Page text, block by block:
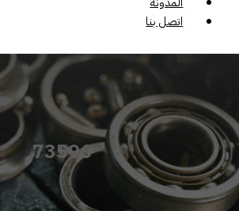
اتصل بنا
73596